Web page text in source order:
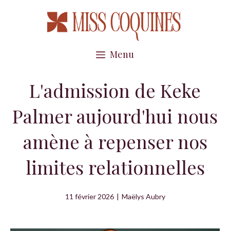
Menu
L'admission de Keke
Palmer aujourd'hui nous
amène à repenser nos
limites relationnelles
11 février 2026 | Maëlys Aubry